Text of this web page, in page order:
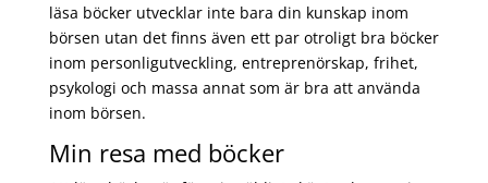
läsa böcker utvecklar inte bara din kunskap inom
börsen utan det finns även ett par otroligt bra böcker
inom personligutveckling, entreprenörskap, frihet,
psykologi och massa annat som är bra att använda
inom börsen.
Min resa med böcker